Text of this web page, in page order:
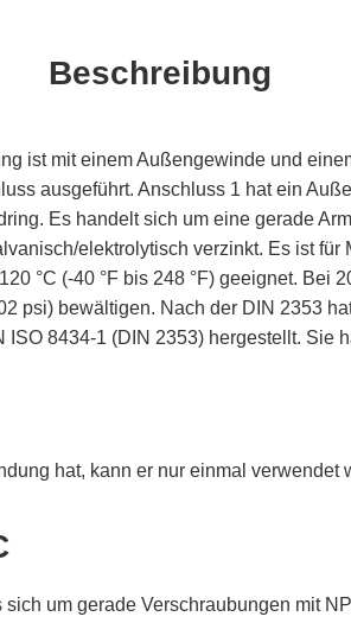
Beschreibung
ist mit einem Außengewinde und
ausgeführt. Anschluss 1 hat ein
Es handelt sich um eine gerade
elektrolytisch verzinkt. Es ist für
°C (-40 °F bis 248 °F) geeignet. Bei
psi) bewältigen. Nach der DIN 2353
ISO 8434-1 (DIN 2353) hergestellt. Sie
hat, kann er nur einmal verwendet
um gerade Verschraubungen mit